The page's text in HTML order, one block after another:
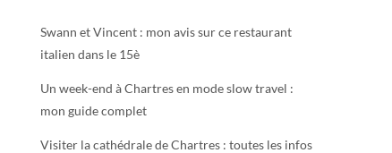
Swann et Vincent : mon avis sur ce restaurant
italien dans le 15è
Un week-end à Chartres en mode slow travel :
mon guide complet
Visiter la cathédrale de Chartres : toutes les infos